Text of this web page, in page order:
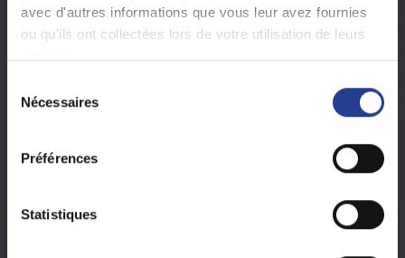
avec d'autres informations que vous leur avez fournies
ou qu'ils ont collectées lors de votre utilisation de leurs
Nécessaires
Préférences
Statistiques